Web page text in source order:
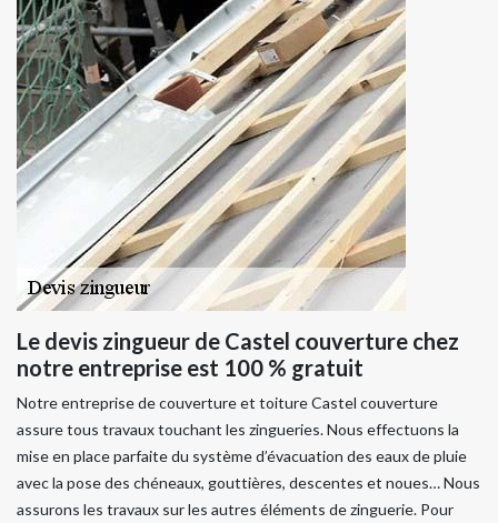
Le devis zingueur de Castel couverture chez
notre entreprise est 100 % gratuit
Notre entreprise de couverture et toiture Castel couverture
assure tous travaux touchant les zingueries. Nous effectuons la
mise en place parfaite du système d’évacuation des eaux de pluie
avec la pose des chéneaux, gouttières, descentes et noues… Nous
assurons les travaux sur les autres éléments de zinguerie. Pour